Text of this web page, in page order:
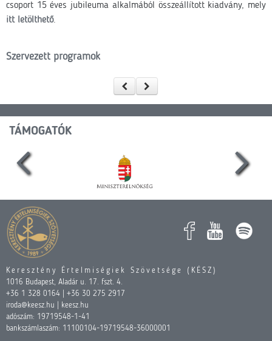
csoport 15 éves jubileuma alkalmából összeállított kiadvány, mely
itt letölthető.
Szervezett programok
TÁMOGATÓK
Keresztény Értelmiségiek Szövetsége (KÉSZ)
1016 Budapest, Aladár u. 17. fszt. 4.
+36 1 328 0164 | +36 30 275 2917
iroda@keesz.hu | keesz.hu
adószám: 19719548-1-41
bankszámlaszám: 11100104-19719548-36000001